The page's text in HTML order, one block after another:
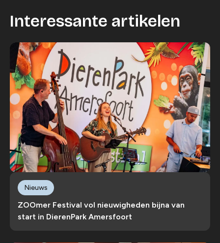
Interessante artikelen
ZOOmer Festival vol nieuwigheden bijna van
start in DierenPark Amersfoort
Nieuws